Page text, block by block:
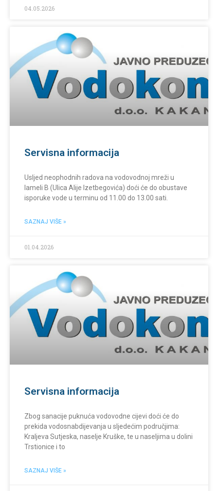
04.05.2026
Servisna informacija
Usljed neophodnih radova na vodovodnoj mreži u
lameli B (Ulica Alije Izetbegovića) doći će do obustave
isporuke vode u terminu od 11.00 do 13.00 sati.
SAZNAJ VIŠE »
01.04.2026
Servisna informacija
Zbog sanacije puknuća vodovodne cijevi doći će do
prekida vodosnabdijevanja u sljedećim područjima:
Kraljeva Sutjeska, naselje Kruške, te u naseljima u dolini
Trstionice i to
SAZNAJ VIŠE »